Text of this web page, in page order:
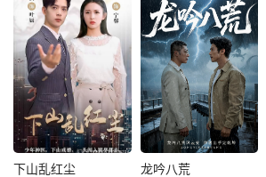
下山乱红尘 龙吟八荒